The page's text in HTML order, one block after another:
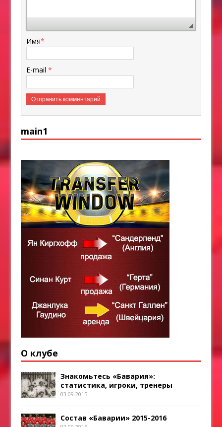
Имя*
E-mail*
main1
О клубе
Знакомьтесь «Бавария»:
статистика, игроки, тренеры
03.09.2015
Состав «Баварии» 2015-2016